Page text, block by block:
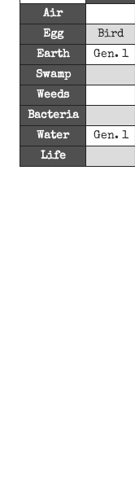
Air
Egg
Bird
Earth
Gen. 1
Swamp
Weeds
Bacteria
Water
Gen. 1
Life